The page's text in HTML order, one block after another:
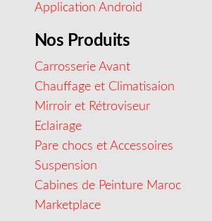
Application Android
Nos Produits
Carrosserie Avant
Chauffage et Climatisaion
Mirroir et Rétroviseur
Eclairage
Pare chocs et Accessoires
Suspension
Cabines de Peinture Maroc
Marketplace